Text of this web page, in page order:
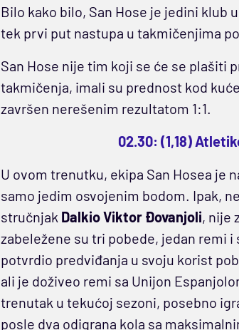
Bilo kako bilo, San Hose je jedini klub
tek prvi put nastupa u takmičenjima
San Hose nije tim koji se će se plašiti
takmičenja, imali su prednost kod
završen nerešenim rezultatom 1:1.
02.30: (1,18)
U ovom trenutku, ekipa San Hosea je
samo jedim osvojenim bodom. Ipak,
stručnjak Dalkio Viktor Đovanjoli, nije
zabeležene su tri pobede, jedan remi i
potvrdio predviđanja u svoju korist
ali je doživeo remi sa Unijon
trenutak u tekućoj sezoni, posebno
posle dva odigrana kola sa